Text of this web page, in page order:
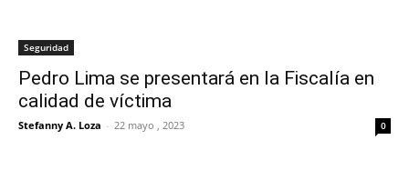
Seguridad
Pedro Lima se presentará en la Fiscalía en
calidad de víctima
Stefanny A. Loza - 22 mayo , 2023 0